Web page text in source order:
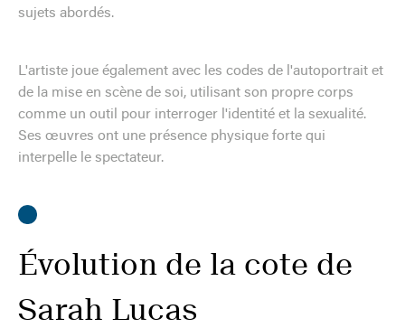
sujets abordés.
L'artiste joue également avec les codes de l'autoportrait et
de la mise en scène de soi, utilisant son propre corps
comme un outil pour interroger l'identité et la sexualité.
Ses œuvres ont une présence physique forte qui
interpelle le spectateur.
Évolution de la cote de
Sarah Lucas